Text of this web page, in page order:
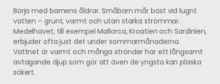
Börja med barnens åldrar. Småbarn mår bäst vid lugnt
vatten – grunt, varmt och utan starka strömmar.
Medelhavet, till exempel Mallorca, Kroatien och Sardinien,
erbjuder ofta just det under sommarmånaderna.
Vattnet är varmt och många stränder har ett långsamt
avtagande djup som gör att även de yngsta kan plaska
säkert.